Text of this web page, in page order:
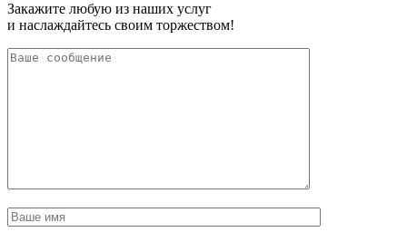
Закажите любую из наших услуг
и наслаждайтесь своим торжеством!